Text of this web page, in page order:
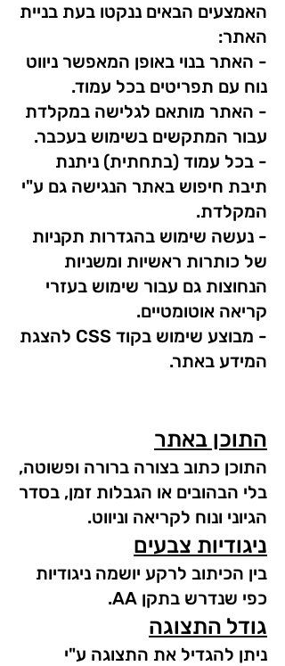
האמצעים הבאים ננקטו בעת בניית
האתר:
- האתר בנוי באופן המאפשר ניווט
נוח עם תפריטים בכל עמוד.
- האתר מותאם לגלישה במקלדת
עבור המתקשים בשימוש בעכבר.
- בכל עמוד (בתחתית) ניתנת
תיבת חיפוש באתר הנגישה גם ע"י
המקלדת.
- נעשה שימוש בהגדרות תקניות
של כותרות ראשיות ומשניות
הנחוצות גם עבור שימוש בעזרי
קריאה אוטומטיים.
- מבוצע שימוש בקוד CSS להצגת
המידע באתר.
התוכן באתר
התוכן כתוב בצורה ברורה ופשוטה,
בלי הבהובים או הגבלות זמן, בסדר
הגיוני ונוח לקריאה וניווט.
ניגודיות צבעים
בין הכיתוב לרקע יושמה ניגודיות
כפי שנדרש בתקן AA.
גודל התצוגה
ניתן להגדיל את התצוגה ע"י